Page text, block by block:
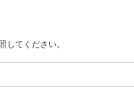
してください。